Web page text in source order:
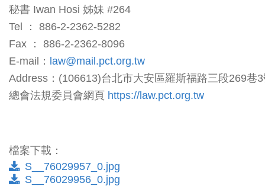
秘書 Iwan Hosi 姊妹 #264
Tel ： 886-2-2362-5282
Fax ： 886-2-2362-8096
E-mail： law@mail.pct.org.tw
Address：(106613)台北市大安區羅斯福路三段269巷
總會法規委員會網頁 https://law.pct.org.tw
檔案下載：
S__76029957_0.jpg
S__76029956_0.jpg